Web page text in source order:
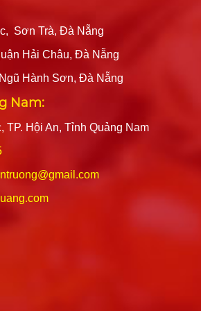
Sơn Trà, Đà Nẵng
Hải Châu, Đà Nẵng
Hành Sơn, Đà Nẵng
Nam:
TP. Hội An, Tỉnh Quảng Nam